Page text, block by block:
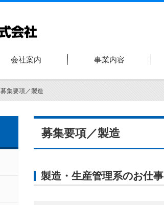
会社案内 事業内容
募集要項／製造
募集要項／製造
製造・生産管理系のお仕事